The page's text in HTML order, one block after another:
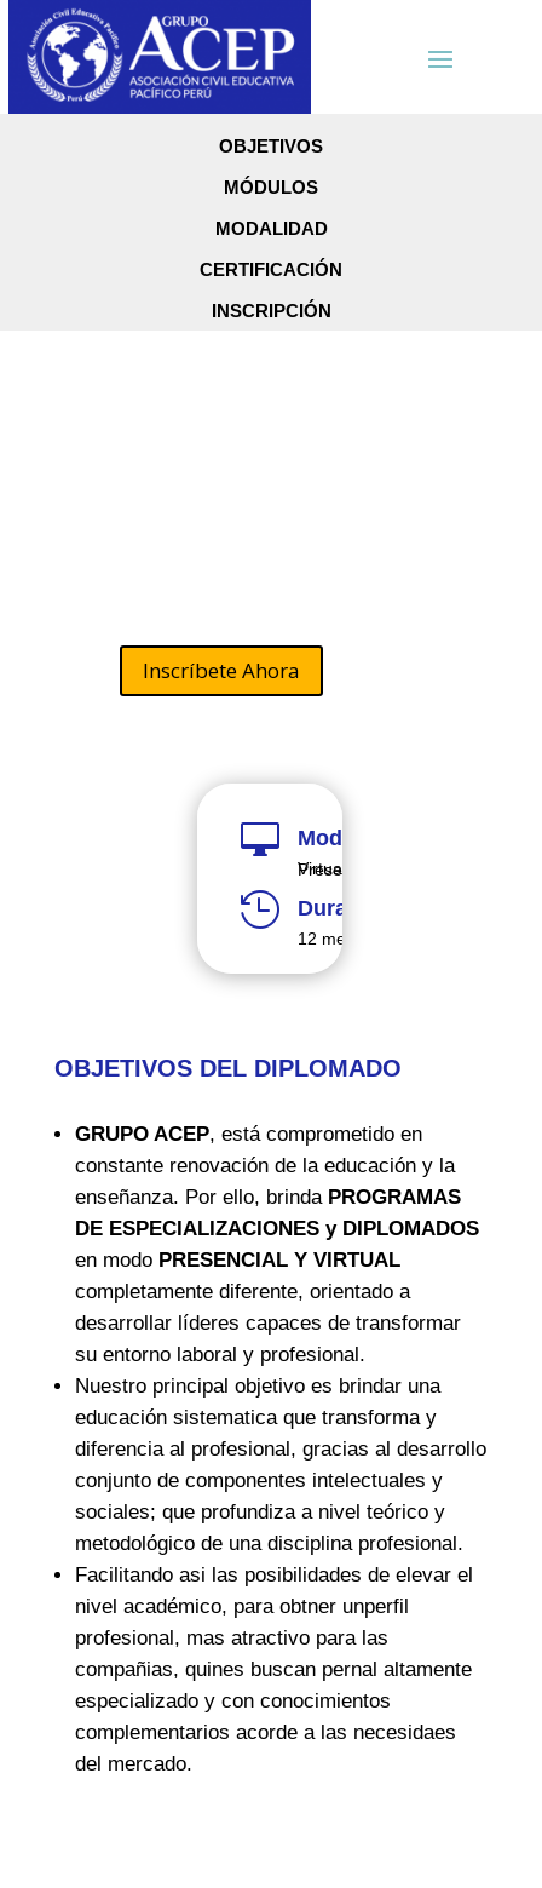
OBJETIVOS
MÓDULOS
MODALIDAD
CERTIFICACIÓN
INSCRIPCIÓN
Inscríbete Ahora
 Modalidad
Virtual y Presencial
 Duración
12 meses
OBJETIVOS DEL DIPLOMADO
GRUPO ACEP, está comprometido en
constante renovación de la educación y la
enseñanza. Por ello, brinda PROGRAMAS
DE ESPECIALIZACIONES y DIPLOMADOS
en modo PRESENCIAL Y VIRTUAL
completamente diferente, orientado a
desarrollar líderes capaces de transformar
su entorno laboral y profesional.
Nuestro principal objetivo es brindar una
educación sistematica que transforma y
diferencia al profesional, gracias al desarrollo
conjunto de componentes intelectuales y
sociales; que profundiza a nivel teórico y
metodológico de una disciplina profesional.
Facilitando asi las posibilidades de elevar el
nivel académico, para obtner unperfil
profesional, mas atractivo para las
compañias, quines buscan pernal altamente
especializado y con conocimientos
complementarios acorde a las necesidaes
del mercado.